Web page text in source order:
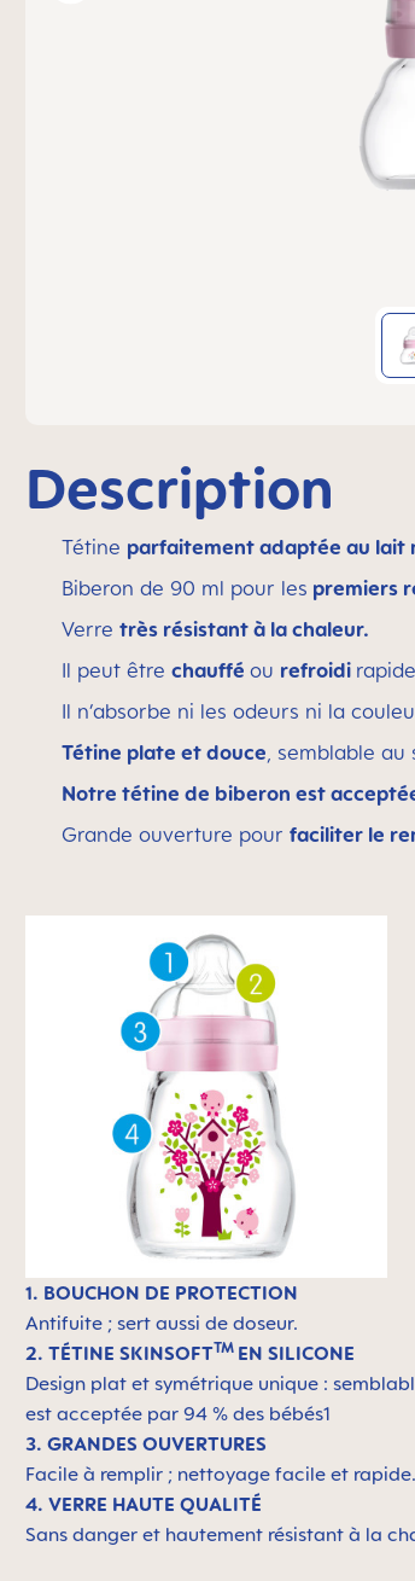
Description
Tétine parfaitement adaptée au lait
Biberon de 90 ml pour les premiers
Verre très résistant à la chaleur.
Il peut être chauffé ou refroidi
Il n’absorbe ni les odeurs ni la
Tétine plate et douce, semblable au
Notre tétine de biberon est
Grande ouverture pour faciliter le
1. BOUCHON DE PROTECTION
Antifuite ; sert aussi de doseur.
2. TÉTINE SKINSOFTTM EN SILICONE
Design plat et symétrique unique :
est acceptée par 94 % des bébés1
3. GRANDES OUVERTURES
Facile à remplir ; nettoyage facile et rapide.
4. VERRE HAUTE QUALITÉ
Sans danger et hautement résistant à la